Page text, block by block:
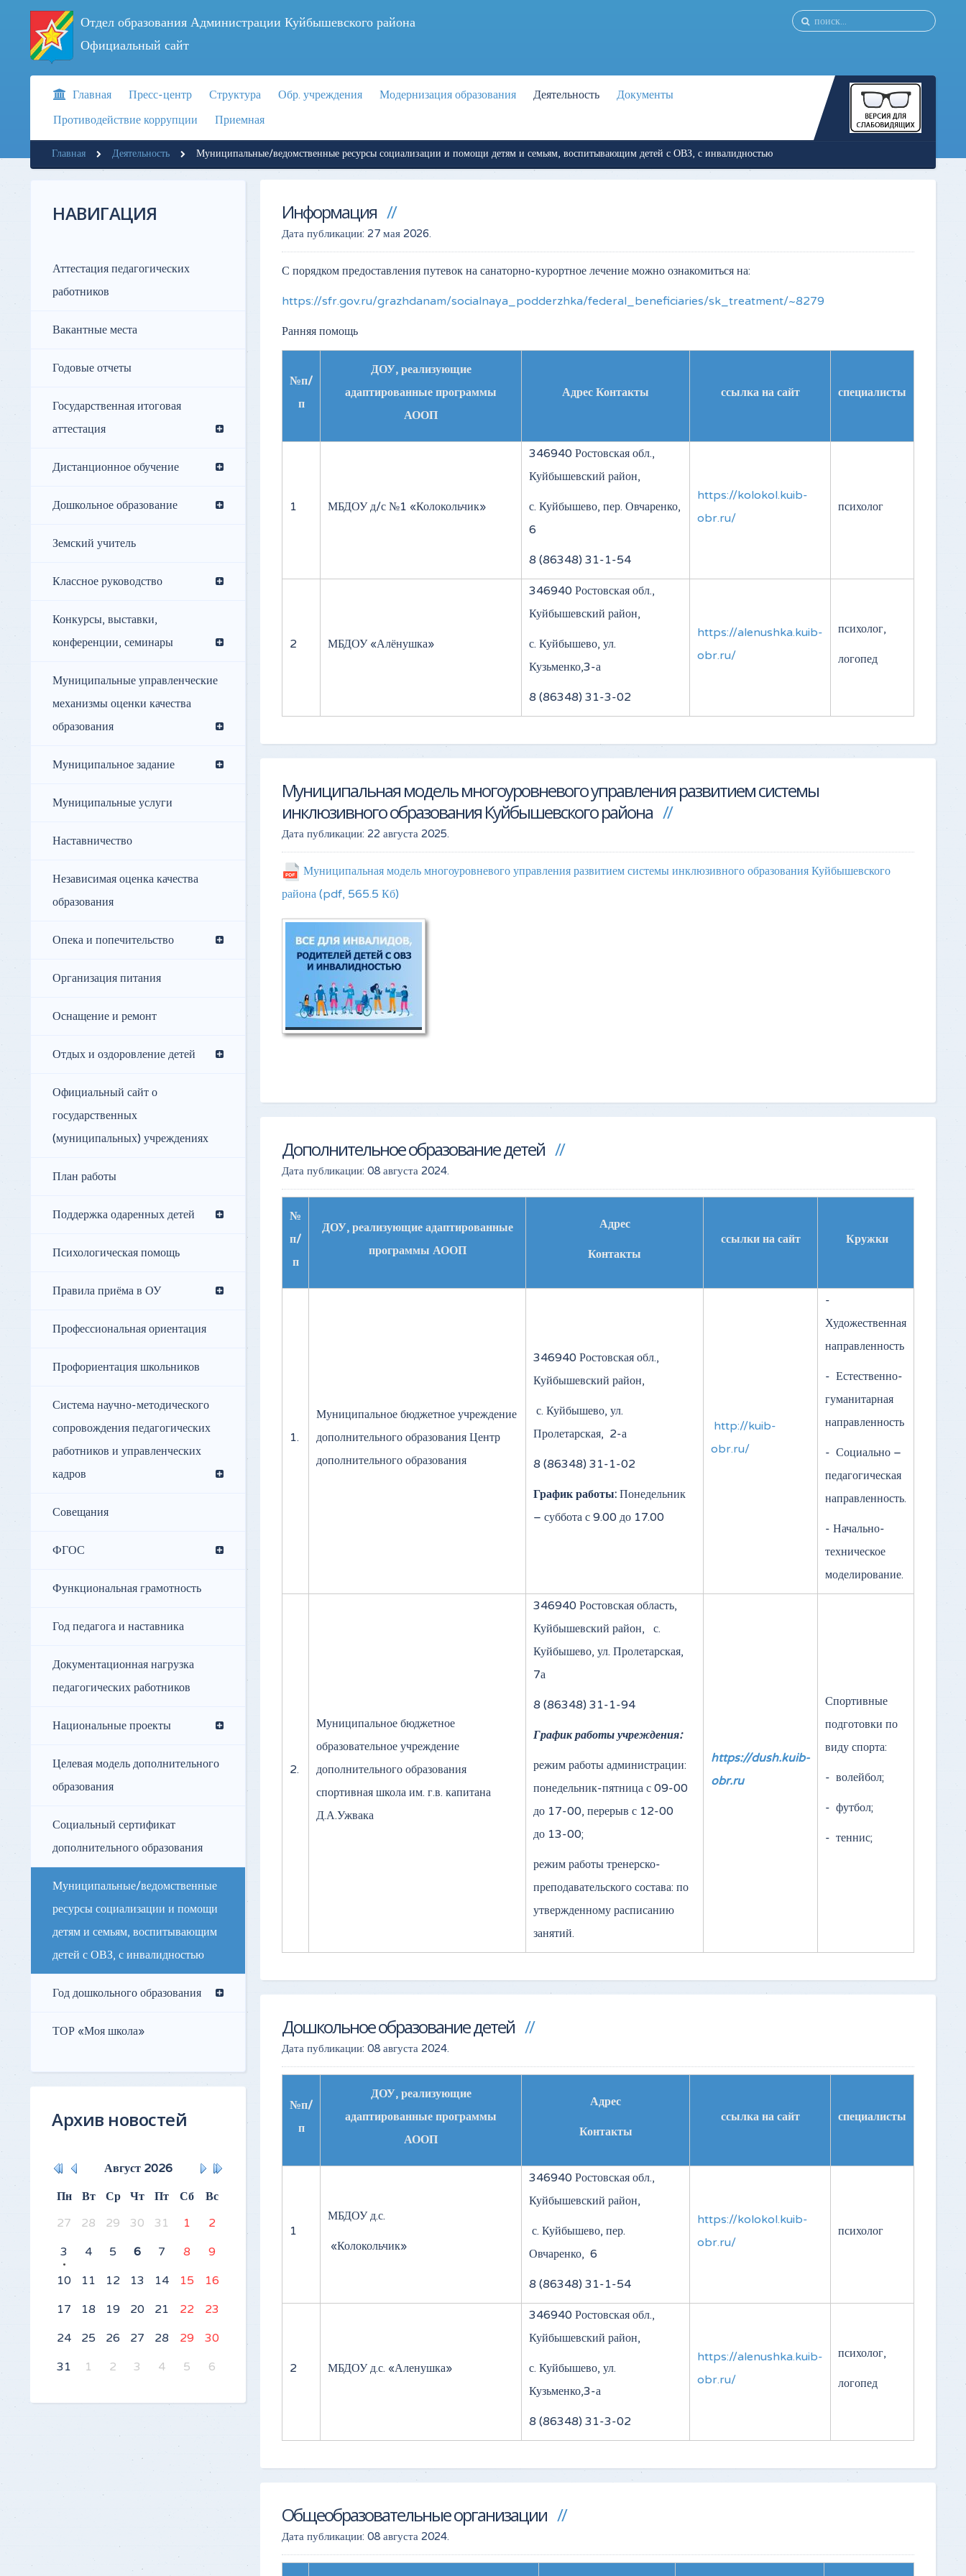
Отдел образования Администрации Куйбышевского района
Официальный сайт
Главная Пресс-центр Структура Обр. учреждения Модернизация образования Деятельность
Документы
Противодействие коррупции
Приемная
Главная Деятельность Муниципальные/ведомственные ресурсы социализации и помощи детям и семьям, воспитывающим детей с ОВЗ, с инвалидностью
Информация
Дата публикации: 27 мая 2026.
С порядком предоставления путевок на санаторно-курортное лечение можно ознакомиться на:
https://sfr.gov.ru/grazhdanam/socialnaya_podderzhka/federal_beneficiaries/sk_treatment/~8279
Ранняя помощь
№п/
п
ДОУ, реализующие
адаптированные программы
АООП
Адрес Контакты ссылка на сайт специалисты
1 МБДОУ д/с №1 «Колокольчик»
346940 Ростовская обл.,
Куйбышевский район,
с. Куйбышево, пер. Овчаренко,
6
8 (86348) 31-1-54
https://kolokol.kuib-
obr.ru/
психолог
2 МБДОУ «Алёнушка»
346940 Ростовская обл.,
Куйбышевский район,
с. Куйбышево, ул.
Кузьменко,3-а
8 (86348) 31-3-02
https://alenushka.kuib-
obr.ru/
психолог,
логопед
Муниципальная модель многоуровневого управления развитием системы
инклюзивного образования Куйбышевского района
Дата публикации: 22 августа 2025.
Муниципальная модель многоуровневого управления развитием системы инклюзивного образования Куйбышевского
района (pdf, 565.5 Кб)
Дополнительное образование детей
Дата публикации: 08 августа 2024.
№
п/
п
ДОУ, реализующие адаптированные
программы АООП
Адрес
Контакты
ссылки на сайт Кружки
1.
Муниципальное бюджетное учреждение
дополнительного образования Центр
дополнительного образования
346940 Ростовская обл.,
Куйбышевский район,
с. Куйбышево, ул.
Пролетарская, 2-а
8 (86348) 31-1-02
График работы: Понедельник
– суббота с 9.00 до 17.00
http://kuib-
obr.ru/
-
Художественная
направленность
- Естественно-
гуманитарная
направленность
- Социально –
педагогическая
направленность.
- Начально-
техническое
моделирование.
2.
Муниципальное бюджетное
образовательное учреждение
дополнительного образования
спортивная школа им. г.в. капитана
Д.А.Ужвака
346940 Ростовская область,
Куйбышевский район, с.
Куйбышево, ул. Пролетарская,
7а
8 (86348) 31-1-94
График работы учреждения:
режим работы администрации:
понедельник-пятница с 09-00
до 17-00, перерыв с 12-00
до 13-00;
режим работы тренерско-
преподавательского состава: по
утвержденному расписанию
занятий.
https://dush.kuib-
obr.ru
Спортивные
подготовки по
виду спорта:
- волейбол;
- футбол;
- теннис;
Дошкольное образование детей
Дата публикации: 08 августа 2024.
№п/
п
ДОУ, реализующие
адаптированные программы
АООП
Адрес
Контакты
ссылка на сайт специалисты
1
МБДОУ д.с.
«Колокольчик»
346940 Ростовская обл.,
Куйбышевский район,
с. Куйбышево, пер.
Овчаренко, 6
8 (86348) 31-1-54
https://kolokol.kuib-
obr.ru/
психолог
2 МБДОУ д.с. «Аленушка»
346940 Ростовская обл.,
Куйбышевский район,
с. Куйбышево, ул.
Кузьменко,3-а
8 (86348) 31-3-02
https://alenushka.kuib-
obr.ru/
психолог,
логопед
Общеобразовательные организации
Дата публикации: 08 августа 2024.
НАВИГАЦИЯ
Аттестация педагогических
работников
Вакантные места
Годовые отчеты
Государственная итоговая
аттестация
Дистанционное обучение
Дошкольное образование
Земский учитель
Классное руководство
Конкурсы, выставки,
конференции, семинары
Муниципальные управленческие
механизмы оценки качества
образования
Муниципальное задание
Муниципальные услуги
Наставничество
Независимая оценка качества
образования
Опека и попечительство
Организация питания
Оснащение и ремонт
Отдых и оздоровление детей
Официальный сайт о
государственных
(муниципальных) учреждениях
План работы
Поддержка одаренных детей
Психологическая помощь
Правила приёма в ОУ
Профессиональная ориентация
Профориентация школьников
Система научно-методического
сопровождения педагогических
работников и управленческих
кадров
Совещания
ФГОС
Функциональная грамотность
Год педагога и наставника
Документационная нагрузка
педагогических работников
Национальные проекты
Целевая модель дополнительного
образования
Социальный сертификат
дополнительного образования
Муниципальные/ведомственные
ресурсы социализации и помощи
детям и семьям, воспитывающим
детей с ОВЗ, с инвалидностью
Год дошкольного образования
ТОР «Моя школа»
Архив новостей
Август 2026
Пн
Вт Ср Чт Пт Сб
Вс
27
28 29 30 31 1
2
3
4 5 6 7 8
9
10
11 12 13 14 15
16
17
18 19 20 21 22
23
24
25 26 27 28 29
30
31
1 2 3 4 5 6